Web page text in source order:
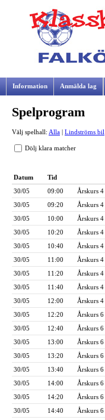
Information Anmälda lag
Samarbetspartners
Spelprogram
Välj spelhall: Alla Lindströms bil
Dölj klara matcher
Datum Tid
30/05
09:00 Årskurs 4
30/05
09:20 Årskurs 4
30/05
10:00 Årskurs 4
30/05
10:20 Årskurs 4
30/05
10:40 Årskurs 4
30/05
11:00 Årskurs 4
30/05
11:20 Årskurs 4
30/05
11:40 Årskurs 4
30/05
12:00 Årskurs 4
30/05
12:20 Årskurs 6
30/05
12:40 Årskurs 6
30/05
13:00 Årskurs 6
30/05
13:20 Årskurs 6
30/05
13:40 Årskurs 6
30/05
14:00 Årskurs 6
30/05
14:20 Årskurs 6
30/05
14:40 Årskurs 6